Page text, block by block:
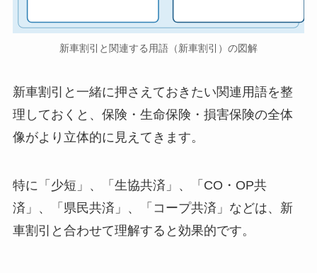
新車割引と関連する用語（新車割引）の図解
新車割引と一緒に押さえておきたい関連用語を整
理しておくと、保険・生命保険・損害保険の全体
像がより立体的に見えてきます。
特に「少短」、「生協共済」、「CO・OP共
済」、「県民共済」、「コープ共済」などは、新
車割引と合わせて理解すると効果的です。